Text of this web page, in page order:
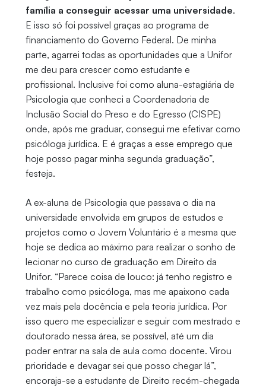
família a conseguir acessar uma universidade.
E isso só foi possível graças ao programa de
financiamento do Governo Federal. De minha
parte, agarrei todas as oportunidades que a Unifor
me deu para crescer como estudante e
profissional. Inclusive foi como aluna-estagiária de
Psicologia que conheci a Coordenadoria de
Inclusão Social do Preso e do Egresso (CISPE)
onde, após me graduar, consegui me efetivar como
psicóloga jurídica. E é graças a esse emprego que
hoje posso pagar minha segunda graduação”,
festeja.
A ex-aluna de Psicologia que passava o dia na
universidade envolvida em grupos de estudos e
projetos como o Jovem Voluntário é a mesma que
hoje se dedica ao máximo para realizar o sonho de
lecionar no curso de graduação em Direito da
Unifor. “Parece coisa de louco: já tenho registro e
trabalho como psicóloga, mas me apaixono cada
vez mais pela docência e pela teoria jurídica. Por
isso quero me especializar e seguir com mestrado e
doutorado nessa área, se possível, até um dia
poder entrar na sala de aula como docente. Virou
prioridade e devagar sei que posso chegar lá”,
encoraja-se a estudante de Direito recém-chegada